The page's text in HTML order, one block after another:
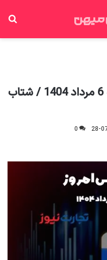
پایان بورس امروز دوشنبه 6 مرداد 1404 / شتاب
0